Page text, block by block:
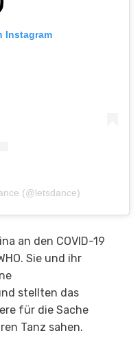
Instagram
(@letsdance)
an den COVID-19
Sie und ihr
stellten das
für die Sache
Tanz sahen.